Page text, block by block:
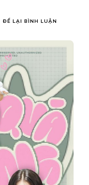
ĐỂ LẠI BÌNH LUẬN
CHỈ
PHÚT
CỦA
AMEE
LỌT
CẢ
TOP
NHẠC
SỐ
VÀ
TRENDING
TỪ
TIKTOK
ĐẾN